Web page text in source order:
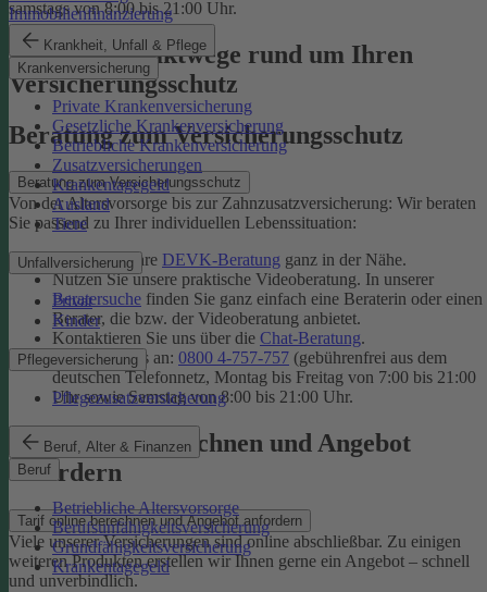
Immobilienfinanzierung
Krankheit, Unfall & Pflege
Krankenversicherung
Private Krankenversicherung
Gesetzliche Krankenversicherung
Betriebliche Krankenversicherung
Zusatzversicherungen
Krankentagegeld
Ausland
Tiere
Unfallversicherung
Privat
Kinder
Pflegeversicherung
Pflegezusatzversicherung
Beruf, Alter & Finanzen
Beruf
Betriebliche Altersvorsorge
Berufsunfähigkeitsversicherung
Grundfähigkeitsversicherung
Krankentagegeld
samstags von 8:00 bis 21:00 Uhr.
Unsere Kontaktwege rund um Ihren
Versicherungsschutz
Beratung zum Versicherungsschutz
Beratung zum Versicherungsschutz
Von der Altersvorsorge bis zur Zahnzusatzversicherung: Wir beraten
Sie passend zu Ihrer individuellen Lebenssituation:
Finden Sie Ihre DEVK-Beratung ganz in der Nähe.
Nutzen Sie unsere praktische Videoberatung. In unserer
Beratersuche finden Sie ganz einfach eine Beraterin oder einen
Berater, die bzw. der Videoberatung anbietet.
Kontaktieren Sie uns über die Chat-Beratung.
Rufen Sie uns an: 0800 4-757-757 (gebührenfrei aus dem
deutschen Telefonnetz, Montag bis Freitag von 7:00 bis 21:00
Uhr sowie Samstag von 8:00 bis 21:00 Uhr.
Tarif online berechnen und Angebot
anfordern
Tarif online berechnen und Angebot anfordern
Viele unserer Versicherungen sind online abschließbar. Zu einigen
weiteren Produkten erstellen wir Ihnen gerne ein Angebot – schnell
und unverbindlich.